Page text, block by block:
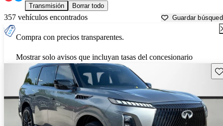
Transmisión Borrar todo
357 vehículos encontrados Guardar
Compra con precios transparentes.
Mostrar solo avisos que incluyan tasas del concesionario